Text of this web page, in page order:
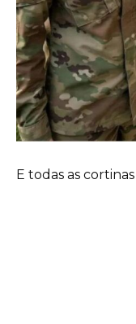
E todas as